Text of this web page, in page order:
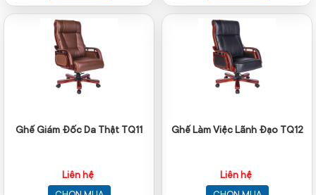
Ghế Giám Đốc Da Thật TQ11
Liên hệ
Ghế Làm Việc Lãnh Đạo TQ12
Liên hệ